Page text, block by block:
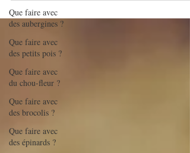
Que faire avec
des aubergines ?
Que faire avec
des petits pois ?
Que faire avec
du chou-fleur ?
Que faire avec
des brocolis ?
Que faire avec
des épinards ?